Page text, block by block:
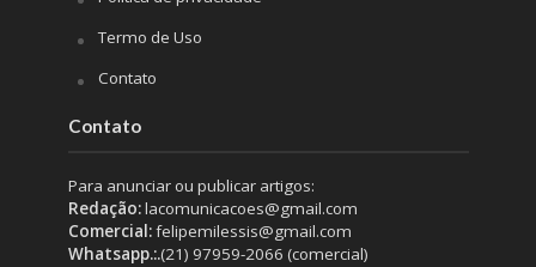
Termo de Uso
Contato
Contato
Para anunciar ou publicar artigos:
Redação:lacomunicacoes@gmail.com
Comercial:felipemilessis@gmail.com
Whatsapp.:.(21) 97959-2066 (comercial)